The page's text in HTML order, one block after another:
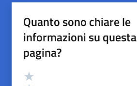
Quanto sono chiare le
informazioni su questa
pagina?
Valutazione